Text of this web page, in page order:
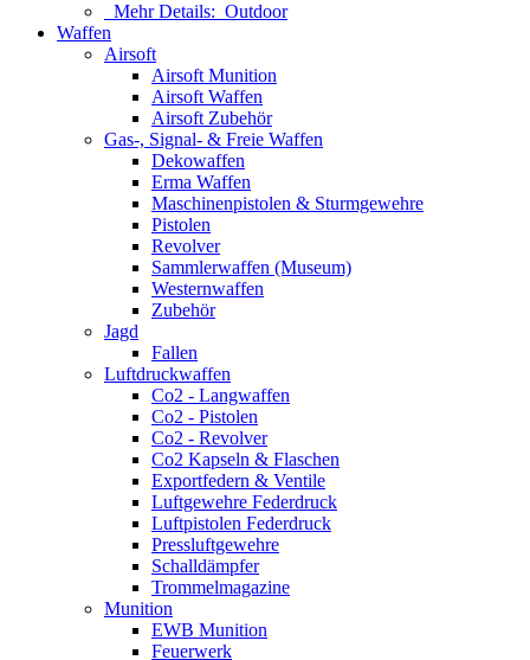
Mehr Details: Outdoor
Waffen
Airsoft
Airsoft Munition
Airsoft Waffen
Airsoft Zubehör
Gas-, Signal- & Freie Waffen
Dekowaffen
Erma Waffen
Maschinenpistolen & Sturmgewehre
Pistolen
Revolver
Sammlerwaffen (Museum)
Westernwaffen
Zubehör
Jagd
Fallen
Luftdruckwaffen
Co2 - Langwaffen
Co2 - Pistolen
Co2 - Revolver
Co2 Kapseln & Flaschen
Exportfedern & Ventile
Luftgewehre Federdruck
Luftpistolen Federdruck
Pressluftgewehre
Schalldämpfer
Trommelmagazine
Munition
EWB Munition
Feuerwerk